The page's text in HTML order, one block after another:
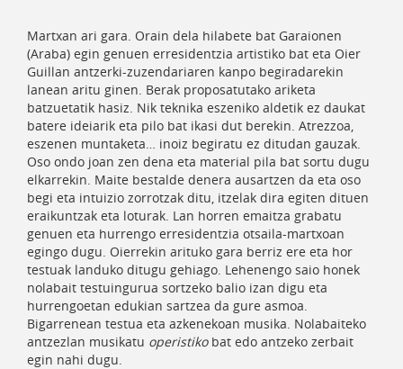
Martxan ari gara. Orain dela hilabete bat Garaionen
(Araba) egin genuen erresidentzia artistiko bat eta Oier
Guillan antzerki-zuzendariaren kanpo begiradarekin
lanean aritu ginen. Berak proposatutako ariketa
batzuetatik hasiz. Nik teknika eszeniko aldetik ez daukat
batere ideiarik eta pilo bat ikasi dut berekin. Atrezzoa,
eszenen muntaketa… inoiz begiratu ez ditudan gauzak.
Oso ondo joan zen dena eta material pila bat sortu dugu
elkarrekin. Maite bestalde denera ausartzen da eta oso
begi eta intuizio zorrotzak ditu, itzelak dira egiten dituen
eraikuntzak eta loturak. Lan horren emaitza grabatu
genuen eta hurrengo erresidentzia otsaila-martxoan
egingo dugu. Oierrekin arituko gara berriz ere eta hor
testuak landuko ditugu gehiago. Lehenengo saio honek
nolabait testuingurua sortzeko balio izan digu eta
hurrengoetan edukian sartzea da gure asmoa.
Bigarrenean testua eta azkenekoan musika. Nolabaiteko
antzezlan musikatu operistikobat edo antzeko zerbait
egin nahi dugu.